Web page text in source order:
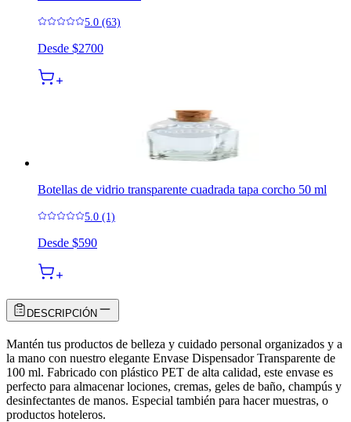
5.0 (63)
Desde $2700
Botellas de vidrio transparente cuadrada tapa corcho 50 ml
5.0 (1)
Desde $590
DESCRIPCIÓN
Mantén tus productos de belleza y cuidado personal organizados y a
la mano con nuestro elegante Envase Dispensador Transparente de
100 ml. Fabricado con plástico PET de alta calidad, este envase es
perfecto para almacenar lociones, cremas, geles de baño, champús y
desinfectantes de manos. Especial también para hacer muestras, o
productos hoteleros.